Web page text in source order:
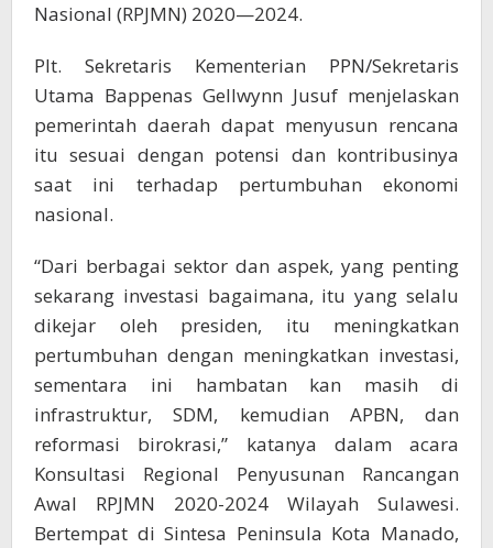
Nasional (RPJMN) 2020—2024.
Plt. Sekretaris Kementerian PPN/Sekretaris
Utama Bappenas Gellwynn Jusuf menjelaskan
pemerintah daerah dapat menyusun rencana
itu sesuai dengan potensi dan kontribusinya
saat ini terhadap pertumbuhan ekonomi
nasional.
“Dari berbagai sektor dan aspek, yang penting
sekarang investasi bagaimana, itu yang selalu
dikejar oleh presiden, itu meningkatkan
pertumbuhan dengan meningkatkan investasi,
sementara ini hambatan kan masih di
infrastruktur, SDM, kemudian APBN, dan
reformasi birokrasi,” katanya dalam acara
Konsultasi Regional Penyusunan Rancangan
Awal RPJMN 2020-2024 Wilayah Sulawesi.
Bertempat di Sintesa Peninsula Kota Manado,